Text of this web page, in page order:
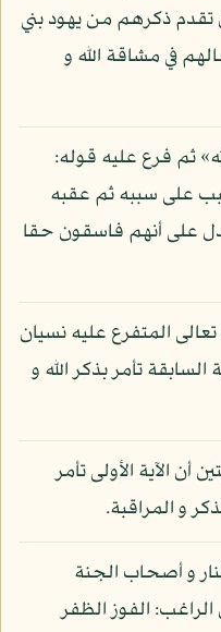
تقدم ذكرهم من يهود بني
في مشاقة الله و
ثم فرع عليه قوله:
على سببه ثم عقبه
على أنهم فاسقون حقا
المتفرع عليه نسيان
تأمر بذكر الله و
أن الآية الأولى تأمر
و المراقبة.
و أصحاب الجنة
الفوز الظفر